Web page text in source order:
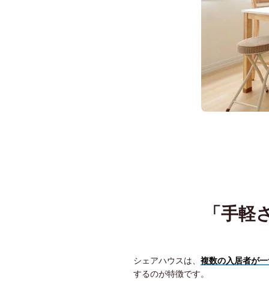
「手軽
シェアハウスは、 複数の入居者が
するのが特徴です。